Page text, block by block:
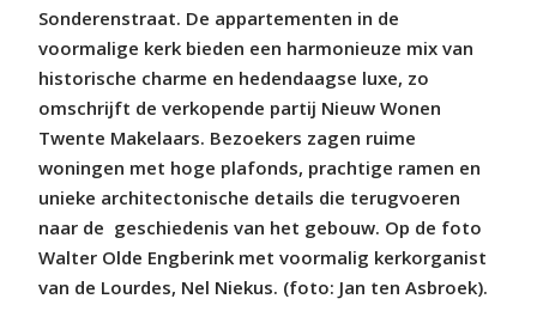
Sonderenstraat. De appartementen in de
voormalige kerk bieden een harmonieuze mix van
historische charme en hedendaagse luxe, zo
omschrijft de verkopende partij Nieuw Wonen
Twente Makelaars. Bezoekers zagen ruime
woningen met hoge plafonds, prachtige ramen en
unieke architectonische details die terugvoeren
naar de geschiedenis van het gebouw. Op de foto
Walter Olde Engberink met voormalig kerkorganist
van de Lourdes, Nel Niekus. (foto: Jan ten Asbroek).